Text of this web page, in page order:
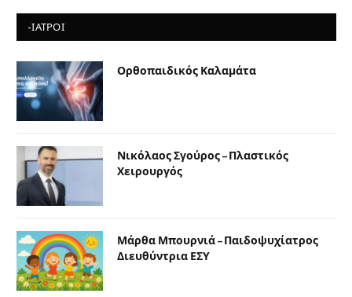
-ΙΑΤΡΟΙ
Ορθοπαιδικός Καλαμάτα
Νικόλαος Σγούρος – Πλαστικός
Χειρουργός
Μάρθα Μπουρνιά – Παιδοψυχίατρος
Διευθύντρια ΕΣΥ